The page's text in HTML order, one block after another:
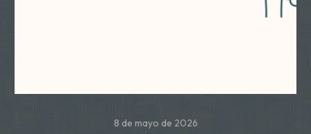
8 de mayo de 2026